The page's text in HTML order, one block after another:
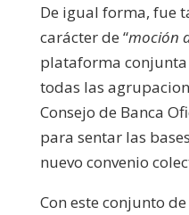
De igual forma, fue
carácter de “moción
plataforma
todas las
Consejo de Banca
para sentar las
nuevo convenio
Con este conjunto